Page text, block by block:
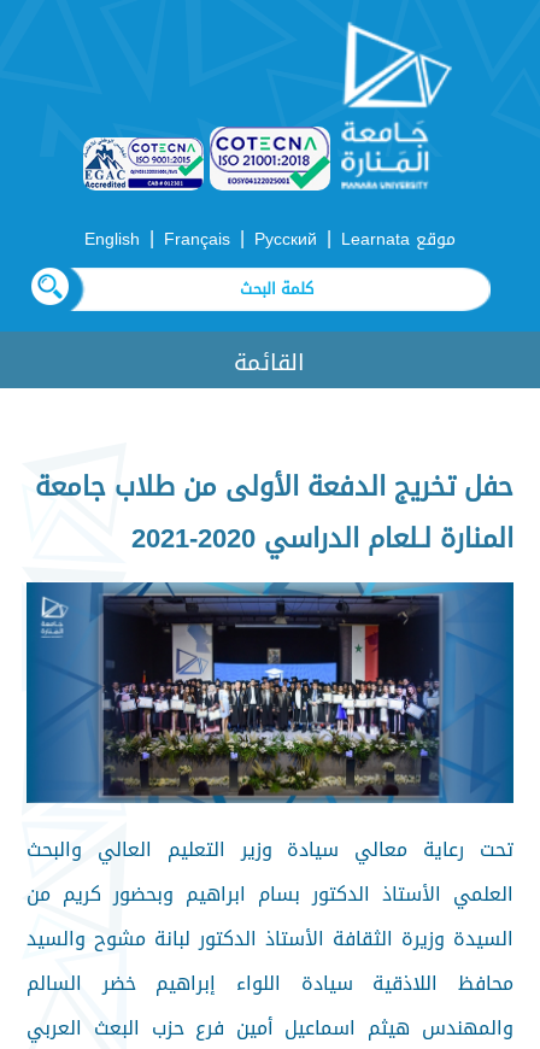
موقع Learnata |
Русский
|
Français
|
English
القائمة
حفل تخريج الدفعة الأولى من طلاب جامعة
المنارة لـلعام الدراسي 2020-2021
تحت رعاية معالي سيادة وزير التعليم العالي والبحث
العلمي الأستاذ الدكتور بسام ابراهيم وبحضور كريم من
السيدة وزيرة الثقافة الأستاذ الدكتور لبانة مشوح والسيد
محافظ اللاذقية سيادة اللواء إبراهيم خضر السالم
والمهندس هيثم اسماعيل أمين فرع حزب البعث العربي